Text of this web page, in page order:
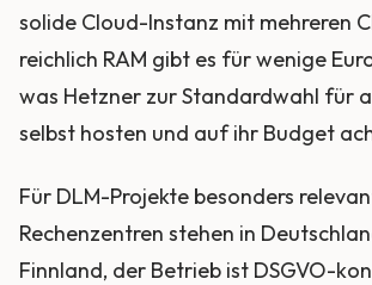
solide Cloud-Instanz mit mehreren
reichlich RAM gibt es für wenige
was Hetzner zur Standardwahl für
selbst hosten und auf ihr Budget
Für DLM-Projekte besonders
Rechenzentren stehen in
Finnland, der Betrieb ist DSGVO-